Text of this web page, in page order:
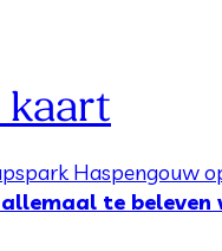
kaart
Haspengouw
te beleven